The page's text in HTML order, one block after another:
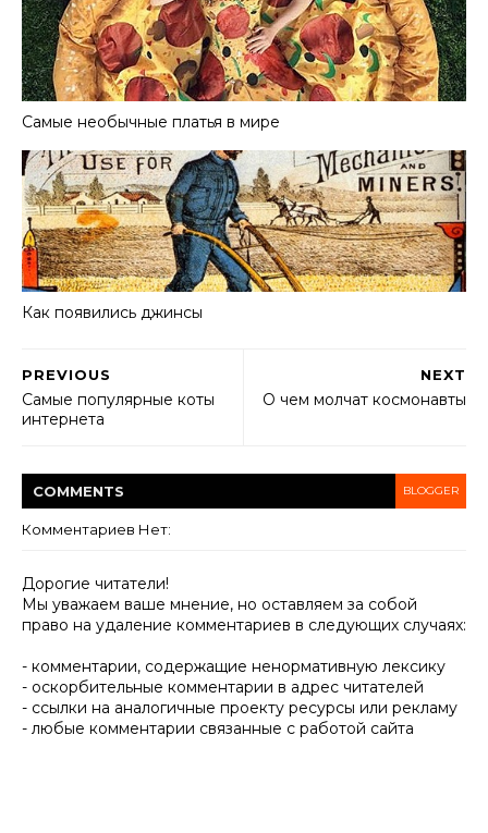
Самые необычные платья в мире
Как появились джинсы
NEXT
О чем молчат космонавты
PREVIOUS
Самые популярные коты
интернета
COMMENTS BLOGGER
Комментариев Нет:
Дорогие читатели!
Мы уважаем ваше мнение, но оставляем за собой
право на удаление комментариев в следующих случаях:
- комментарии, содержащие ненормативную лексику
- оскорбительные комментарии в адрес читателей
- ссылки на аналогичные проекту ресурсы или рекламу
- любые комментарии связанные с работой сайта